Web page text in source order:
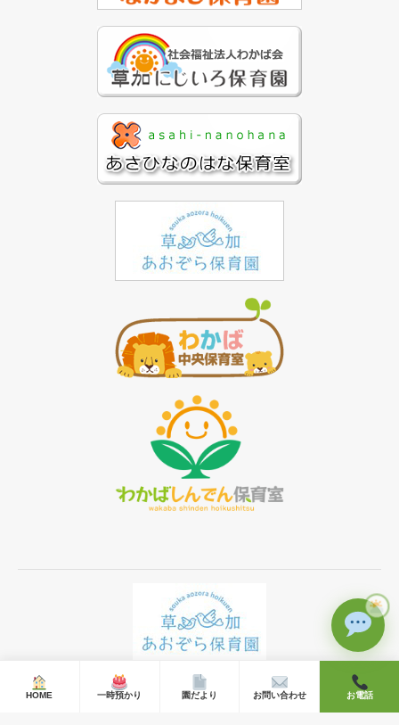
Ⓒ 2019 草加あおぞら保育園 All rights reserved.
HOME 一時預かり 園だより お問い合わせ お電話